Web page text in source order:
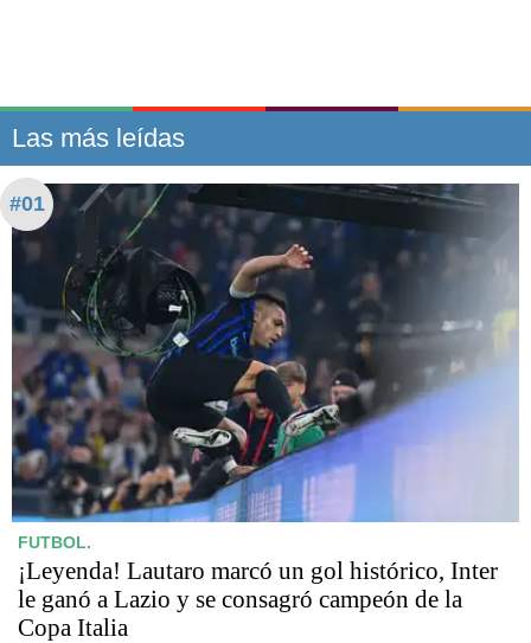
Las más leídas
#01
FUTBOL.
¡Leyenda! Lautaro marcó un gol histórico, Inter
le ganó a Lazio y se consagró campeón de la
Copa Italia